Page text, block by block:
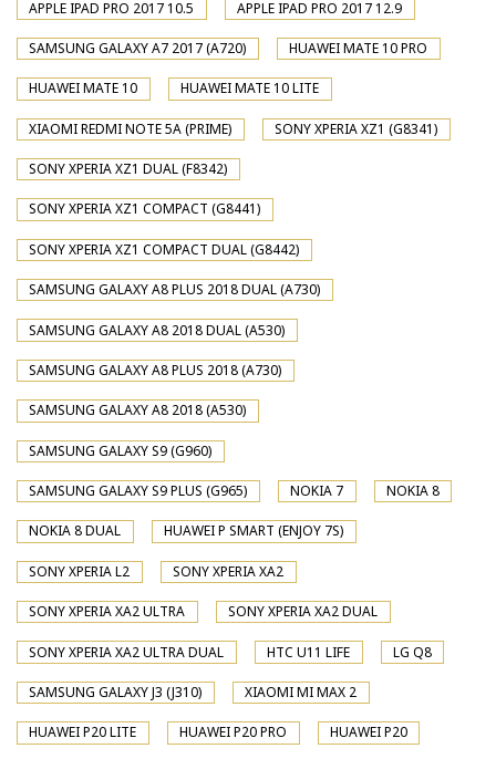
APPLE IPAD PRO 2017 10.5 APPLE IPAD PRO 2017 12.9
SAMSUNG GALAXY A7 2017 (A720) HUAWEI MATE 10 PRO
HUAWEI MATE 10 HUAWEI MATE 10 LITE
XIAOMI REDMI NOTE 5A (PRIME) SONY XPERIA XZ1 (G8341)
SONY XPERIA XZ1 DUAL (F8342)
SONY XPERIA XZ1 COMPACT (G8441)
SONY XPERIA XZ1 COMPACT DUAL (G8442)
SAMSUNG GALAXY A8 PLUS 2018 DUAL (A730)
SAMSUNG GALAXY A8 2018 DUAL (A530)
SAMSUNG GALAXY A8 PLUS 2018 (A730)
SAMSUNG GALAXY A8 2018 (A530)
SAMSUNG GALAXY S9 (G960)
SAMSUNG GALAXY S9 PLUS (G965) NOKIA 7 NOKIA 8
NOKIA 8 DUAL HUAWEI P SMART (ENJOY 7S)
SONY XPERIA L2 SONY XPERIA XA2
SONY XPERIA XA2 ULTRA SONY XPERIA XA2 DUAL
SONY XPERIA XA2 ULTRA DUAL HTC U11 LIFE LG Q8
SAMSUNG GALAXY J3 (J310) XIAOMI MI MAX 2
HUAWEI P20 LITE HUAWEI P20 PRO HUAWEI P20